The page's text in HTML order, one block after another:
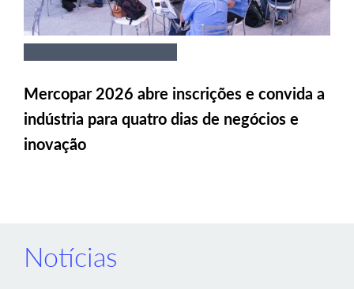
Mercopar 2026 abre inscrições e convida a
indústria para quatro dias de negócios e
inovação
Notícias